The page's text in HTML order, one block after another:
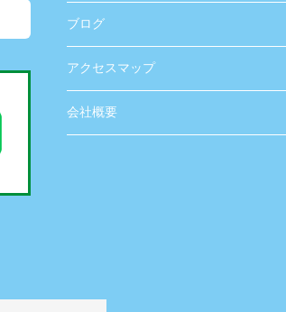
ブログ
アクセスマップ
会社概要